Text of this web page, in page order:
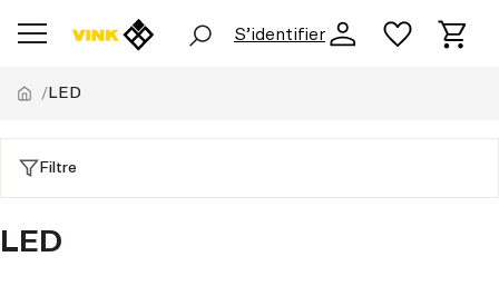
S’identifier
LED
Filtre
LED